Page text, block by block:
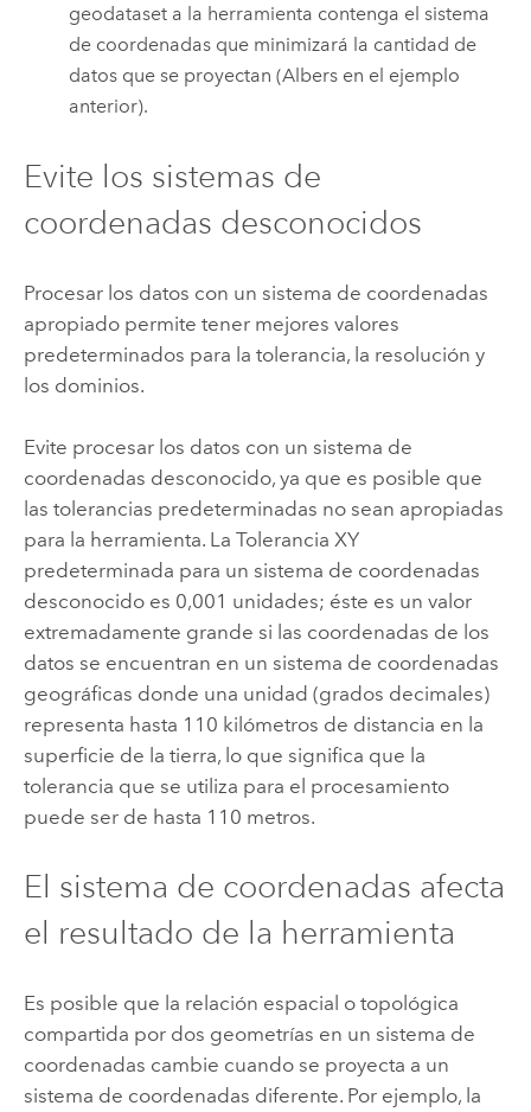
geodataset a la herramienta contenga el sistema
de coordenadas que minimizará la cantidad de
datos que se proyectan (Albers en el ejemplo
anterior).
Evite los sistemas de
coordenadas desconocidos
Procesar los datos con un sistema de coordenadas
apropiado permite tener mejores valores
predeterminados para la tolerancia, la resolución y
los dominios.
Evite procesar los datos con un sistema de
coordenadas desconocido, ya que es posible que
las tolerancias predeterminadas no sean apropiadas
para la herramienta. La Tolerancia XY
predeterminada para un sistema de coordenadas
desconocido es 0,001 unidades; éste es un valor
extremadamente grande si las coordenadas de los
datos se encuentran en un sistema de coordenadas
geográficas donde una unidad (grados decimales)
representa hasta 110 kilómetros de distancia en la
superficie de la tierra, lo que significa que la
tolerancia que se utiliza para el procesamiento
puede ser de hasta 110 metros.
El sistema de coordenadas afecta
el resultado de la herramienta
Es posible que la relación espacial o topológica
compartida por dos geometrías en un sistema de
coordenadas cambie cuando se proyecta a un
sistema de coordenadas diferente. Por ejemplo, la